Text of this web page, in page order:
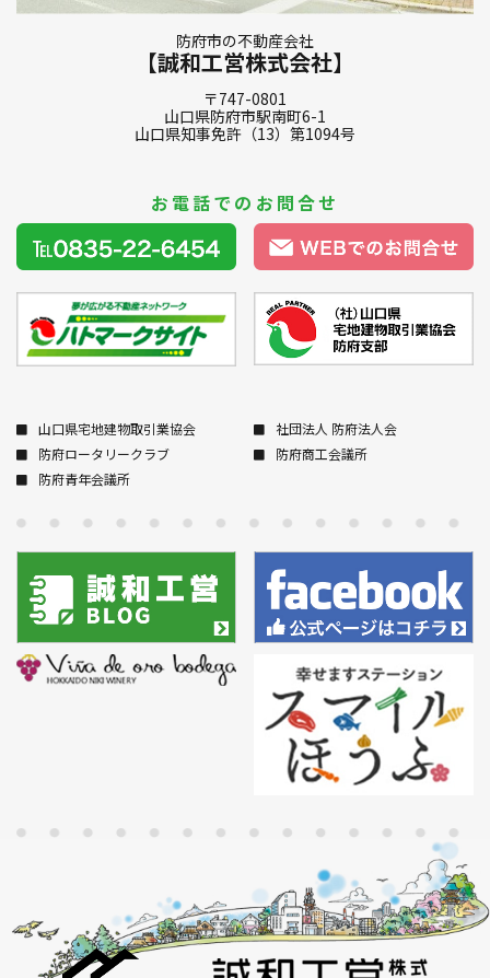
防府市の不動産会社
【誠和工営株式会社】
〒747-0801
山口県防府市駅南町6-1
山口県知事免許（13）第1094号
お電話でのお問合せ
山口県宅地建物取引業協会
社団法人 防府法人会
防府ロータリークラブ
防府商工会議所
防府青年会議所